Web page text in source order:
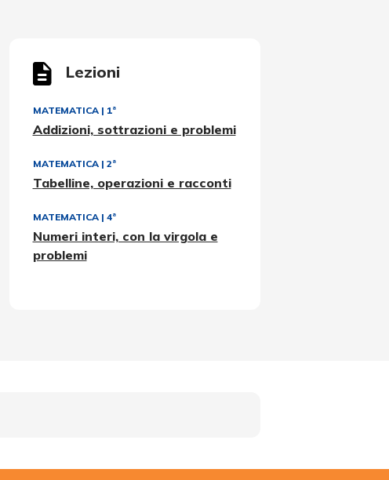
Lezioni
MATEMATICA| 1ª
Addizioni, sottrazioni e problemi
MATEMATICA| 2ª
Tabelline, operazioni e racconti
MATEMATICA| 4ª
Numeri interi, con la virgola e
problemi